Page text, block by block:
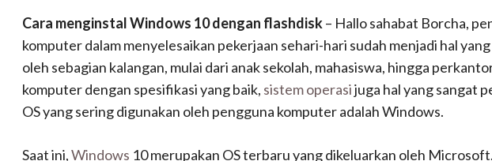
Cara menginstal Windows 10 dengan flashdisk– Hallo sahabat Borcha,
komputer dalam menyelesaikan pekerjaan sehari-hari sudah menjadi hal
oleh sebagian kalangan, mulai dari anak sekolah, mahasiswa, hingga
komputer dengan spesifikasi yang baik, sistem operasijuga hal yang sangat
OS yang sering digunakan oleh pengguna komputer adalah Windows.
Saat ini,Windows 10 merupakan OS terbaru yang dikeluarkan oleh